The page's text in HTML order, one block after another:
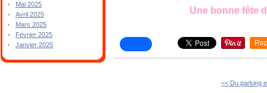
Mai 2025
Avril 2025
Mars 2025
Février 2025
Janvier 2025
Une bonne fête
<< Du parking